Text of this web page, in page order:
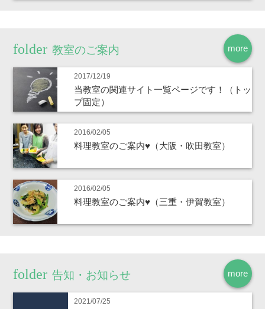
more
教室のご案内
2017/12/19
当教室の関連サイト一覧ページです！（トッ
プ固定）
2016/02/05
料理教室のご案内♥（大阪・吹田教室）
2016/02/05
料理教室のご案内♥（三重・伊賀教室）
more
告知・お知らせ
2021/07/25